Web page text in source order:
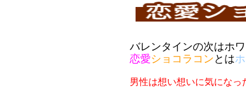
バレンタインの次はホ
恋愛ショコラコン とは
男性は想い想いに気になっ